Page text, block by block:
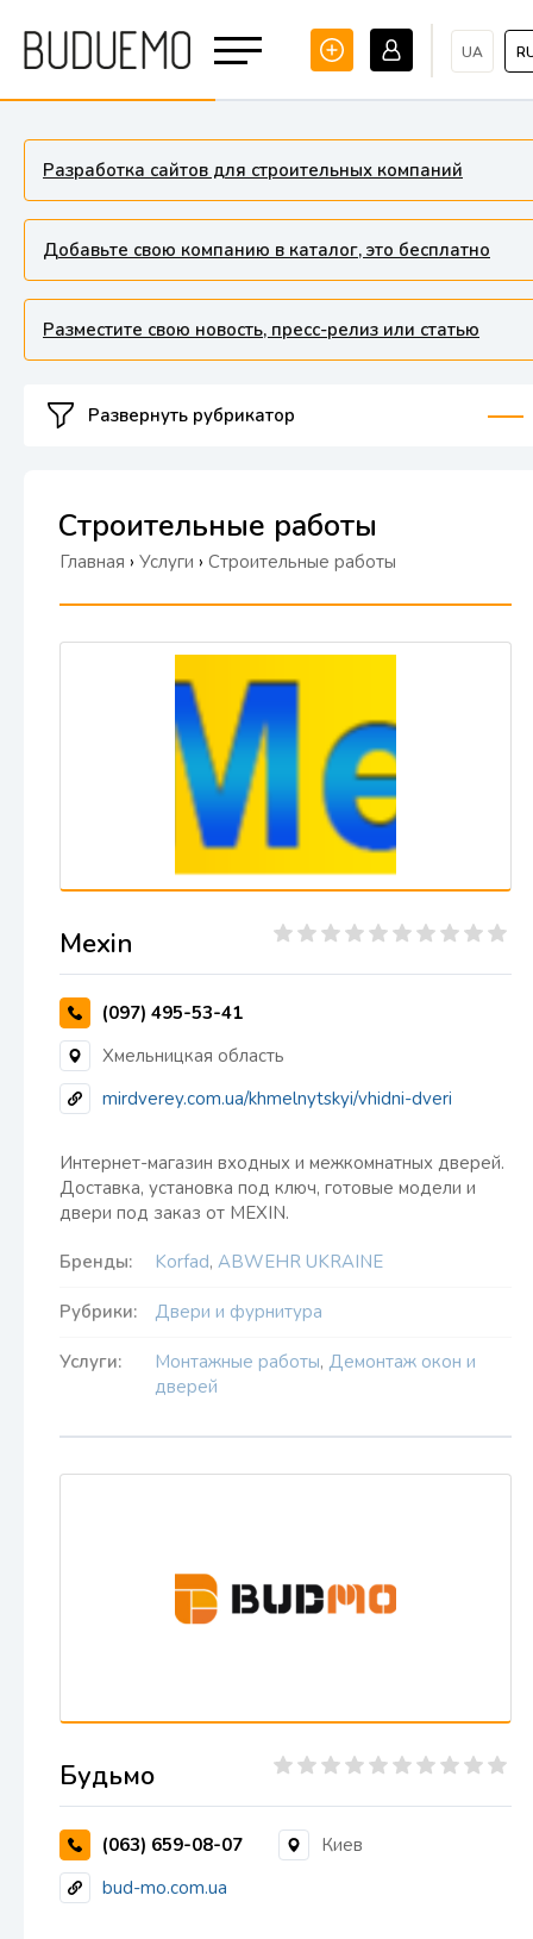
UA
Разработка сайтов для строительных компаний
Добавьте свою компанию в каталог, это бесплатно
Разместите свою новость, пресс-релиз или статью
Развернуть рубрикатор
Строительные работы
Главная › Услуги › Строительные работы
Mexin
(097) 495-53-41
Хмельницкая область
mirdverey.com.ua/khmelnytskyi/vhidni-dveri
Интернет-магазин входных и межкомнатных дверей.
Доставка, установка под ключ, готовые модели и
двери под заказ от MEXIN.
Бренды: Korfad, ABWEHR UKRAINE
Рубрики: Двери и фурнитура
Услуги: Монтажные работы, Демонтаж окон и
дверей
Будьмо
(063) 659-08-07
Киев
bud-mo.com.ua